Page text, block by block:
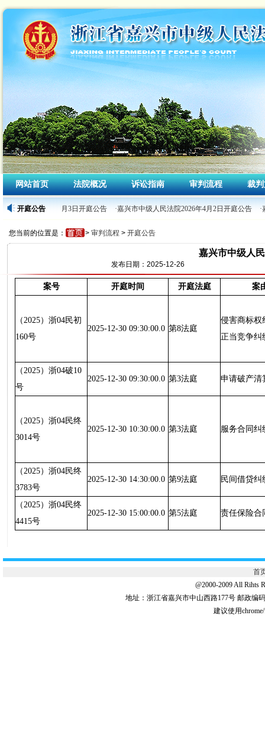
网站首页 法院概况 诉讼指南 审判流程 裁
开庭公告
人民法院2026年4月3日开庭公告 ·嘉兴市中级人民法院2026年4月2日开庭公告
您当前的位置是： > 审判流程 > 开庭公告
嘉兴市中级人
发布日期：2025-12-26
案号 开庭时间 开庭法庭 案
（2025）浙04民初
160号
2025-12-30 09:30:00.0 第8法庭
侵害商标权
正当竞争纠
（2025）浙04破10
号
2025-12-30 09:30:00.0 第3法庭 申请破产清
（2025）浙04民终
3014号
2025-12-30 10:30:00.0 第3法庭 服务合同纠
（2025）浙04民终
3783号
2025-12-30 14:30:00.0 第9法庭 民间借贷纠
（2025）浙04民终
4415号
2025-12-30 15:00:00.0 第5法庭 责任保险合
首
@2000-2009 All Rihts
地址：浙江省嘉兴市中山西路177号 邮政编
建议使用